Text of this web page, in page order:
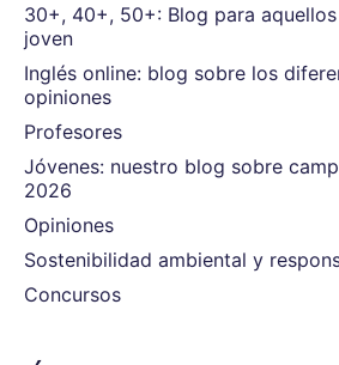
30+, 40+, 50+: Blog para
joven
Inglés online: blog sobre los
opiniones
Profesores
Jóvenes: nuestro blog sobre
2026
Opiniones
Sostenibilidad ambiental y
Concursos